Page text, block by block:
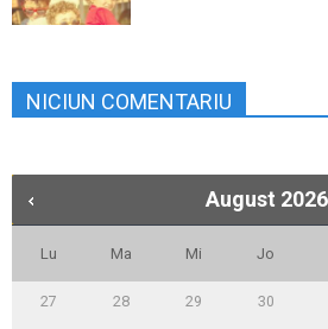
NICIUN COMENTARIU
August 2026
Lu Ma Mi Jo
27 28 29 30